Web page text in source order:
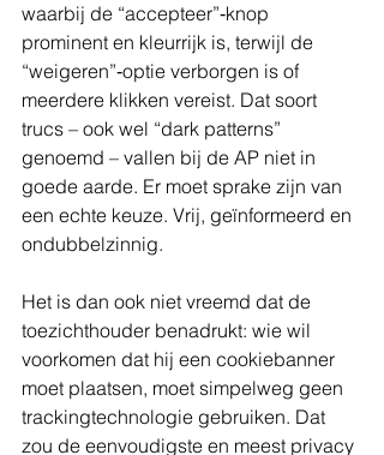
waarbij de “accepteer”‑knop
prominent en kleurrijk is, terwijl de
“weigeren”‑optie verborgen is of
meerdere klikken vereist. Dat soort
trucs – ook wel “dark patterns”
genoemd – vallen bij de AP niet in
goede aarde. Er moet sprake zijn van
een echte keuze. Vrij, geïnformeerd en
ondubbelzinnig.
Het is dan ook niet vreemd dat de
toezichthouder benadrukt: wie wil
voorkomen dat hij een cookiebanner
moet plaatsen, moet simpelweg geen
trackingtechnologie gebruiken. Dat
zou de eenvoudigste en meest privacy